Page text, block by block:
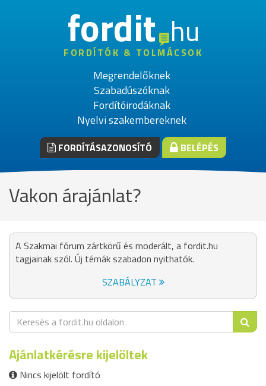
fordithu
FORDÍTÓK & TOLMÁCSOK
Megrendelőknek
Szabadúszóknak
Fordítóirodáknak
Nyelvi szakembereknek
FORDÍTÁSAZONOSÍTÓ BELÉPÉS
Vakon árajánlat?
A Szakmai fórum zártkörű és moderált, a fordit.hu
tagjainak szól. Új témák szabadon nyithatók.
SZABÁLYZAT
Ajánlatkérésre kijelöltek
Nincs kijelölt fordító